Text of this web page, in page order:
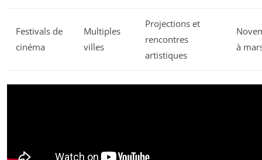
Festivals de
cinéma
Multiples
villes
Projections et
rencontres
artistiques
à